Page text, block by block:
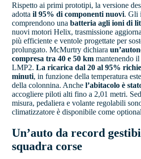
Rispetto ai primi prototipi, la versione
adotta il 95% di componenti nuovi. Gli
comprendono una batteria agli ioni di
nuovi motori Helix, trasmissione
più efficiente e ventole progettate per
prolungato. McMurtry dichiara
compresa tra 40 e 50 km mantenendo
LMP2. La ricarica dal 20 al 95%
minuti, in funzione della temperatura
della colonnina. Anche l’abitacolo è
accogliere piloti alti fino a 2,01 metri.
misura, pedaliera e volante regolabili
climatizzatore è disponibile come
Un’auto da record
squadra corse